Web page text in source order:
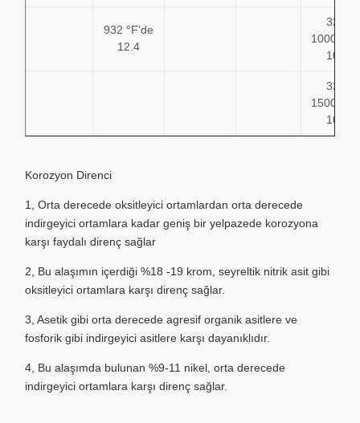
932 °F'de
12.4
32 –
10.2
32 –
10.4
Korozyon Direnci
1, Orta derecede oksitleyici ortamlardan orta derecede
indirgeyici ortamlara kadar geniş bir yelpazede korozyona
karşı faydalı direnç sağlar
2, Bu alaşımın içerdiği %18 -19 krom, seyreltik nitrik asit gibi
oksitleyici ortamlara karşı direnç sağlar.
3, Asetik gibi orta derecede agresif organik asitlere ve
fosforik gibi indirgeyici asitlere karşı dayanıklıdır.
4, Bu alaşımda bulunan %9-11 nikel, orta derecede
indirgeyici ortamlara karşı direnç sağlar.